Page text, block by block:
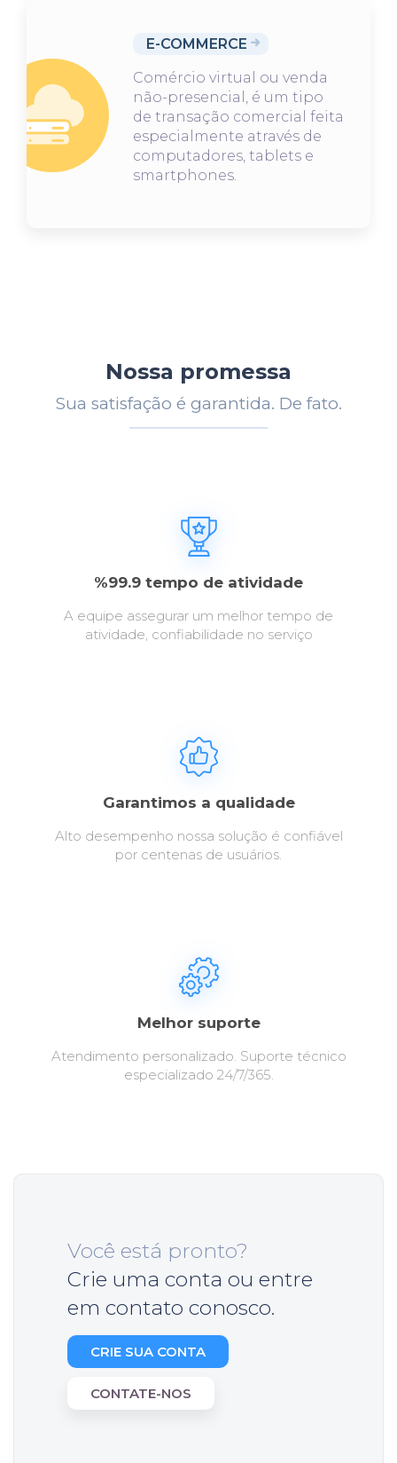
E-COMMERCE
Comércio virtual ou venda
não-presencial, é um tipo
de transação comercial feita
especialmente através de
computadores, tablets e
smartphones.
Nossa promessa
Sua satisfação é garantida. De fato.
%99.9 tempo de atividade
A equipe assegurar um melhor tempo de
atividade, confiabilidade no serviço
Garantimos a qualidade
Alto desempenho nossa solução é confiável
por centenas de usuários.
Melhor suporte
Atendimento personalizado. Suporte técnico
especializado 24/7/365.
Você está pronto?
Crie uma conta ou entre
em contato conosco.
CRIE SUA CONTA
CONTATE-NOS